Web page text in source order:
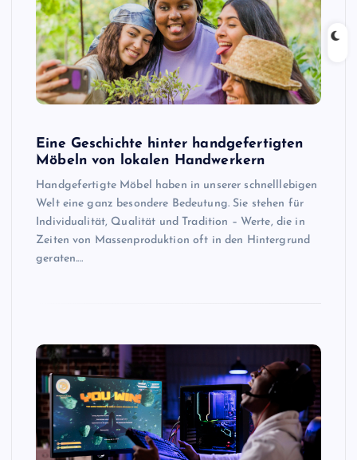
Eine Geschichte hinter handgefertigten
Möbeln von lokalen Handwerkern
Handgefertigte Möbel haben in unserer schnelllebigen
Welt eine ganz besondere Bedeutung. Sie stehen für
Individualität, Qualität und Tradition – Werte, die in
Zeiten von Massenproduktion oft in den Hintergrund
geraten.…